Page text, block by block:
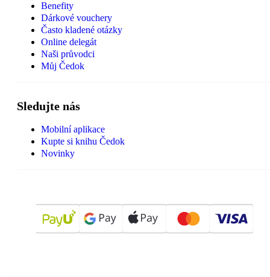
Benefity
Dárkové vouchery
Často kladené otázky
Online delegát
Naši průvodci
Můj Čedok
Sledujte nás
Mobilní aplikace
Kupte si knihu Čedok
Novinky